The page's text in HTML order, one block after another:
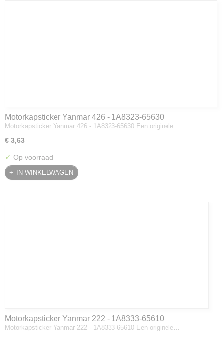
Motorkapsticker Yanmar 426 - 1A8323-65630
Motorkapsticker Yanmar 426 - 1A8323-65630 Een originele…
€ 3,63
✓ Op voorraad
IN WINKELWAGEN
Motorkapsticker Yanmar 222 - 1A8333-65610
Motorkapsticker Yanmar 222 - 1A8333-65610 Een originele…